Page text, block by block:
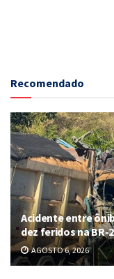
Recomendado
Acidente entre
dez feridos na BR-
AGOSTO 6, 2026